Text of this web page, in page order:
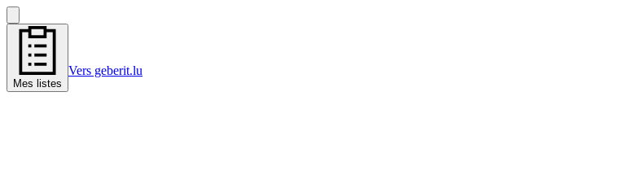
Mes listes
Vers geberit.lu